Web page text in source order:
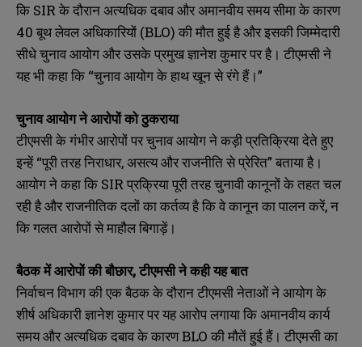
कि SIR के दौरान अत्यधिक दबाव और अमानवीय समय सीमा के कारण
40 बूथ लेवल अधिकारियों (BLO) की मौत हुई है और इसकी जिम्मेदारी
सीधे चुनाव आयोग और उसके प्रमुख ज्ञानेश कुमार पर है। टीएमसी ने
यह भी कहा कि “चुनाव आयोग के हाथ खून से रंगे हैं।”
चुनावआयोगनेआरोपोंकोठुकराया
टीएमसी के गंभीर आरोपों पर चुनाव आयोग ने कड़ी प्रतिक्रिया देते हुए
इन्हें “पूरी तरह निराधार, असत्य और राजनीति से प्रेरित” बताया है।
आयोग ने कहा कि SIR प्रक्रिया पूरी तरह चुनावी कानूनों के तहत चल
रही है और राजनीतिक दलों का कर्तव्य है कि वे कानून का पालन करें, न
कि गलत आरोपों से माहौल बिगाड़ें।
बैठकमेंआरोपोंकीबौछार,टीएमसीनेकहीयहबात
निर्वाचन विभाग की एक बैठक के दौरान टीएमसी नेताओं ने आयोग के
शीर्ष अधिकारी ज्ञानेश कुमार पर यह आरोप लगाया कि अमानवीय कार्य
समय और अत्यधिक दबाव के कारण BLO की मौतें हुई हैं। टीएमसी का